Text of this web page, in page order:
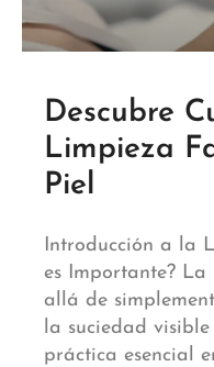
Descubre
Limpieza
Piel
Introducción a la
es Importante?
allá de
la suciedad
práctica esencial